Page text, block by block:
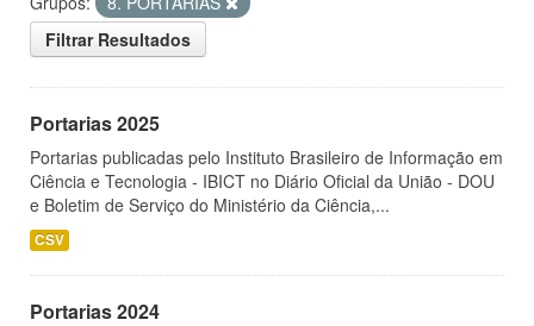
Filtrar Resultados
Portarias 2025
Portarias publicadas pelo Instituto Brasileiro de Informação em
Ciência e Tecnologia - IBICT no Diário Oficial da União - DOU
e Boletim de Serviço do Ministério da Ciência,...
CSV
Portarias 2024